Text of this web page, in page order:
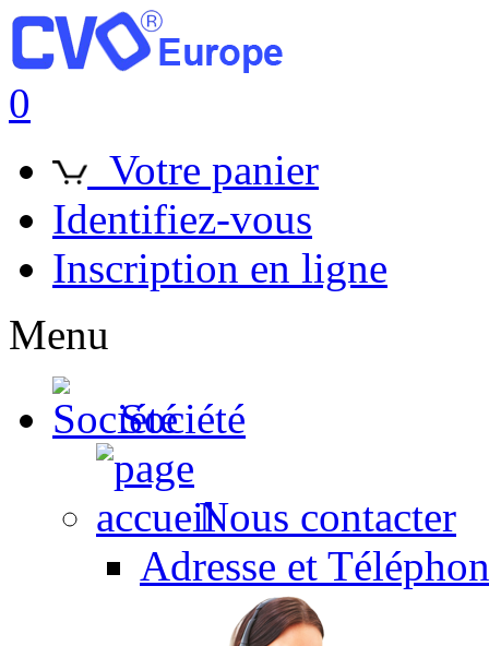
0
Votre panier
Identifiez-vous
Inscription en ligne
Menu
Société
Nous contacter
Adresse et